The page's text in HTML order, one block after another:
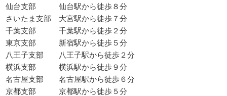
仙台支部 仙台駅から徒歩８分
さいたま支部 大宮駅から徒歩７分
千葉支部 千葉駅から徒歩２分
東京支部 新宿駅から徒歩５分
八王子支部 八王子駅から徒歩２分
横浜支部 横浜駅から徒歩９分
名古屋支部 名古屋駅から徒歩６分
京都支部 京都駅から徒歩５分